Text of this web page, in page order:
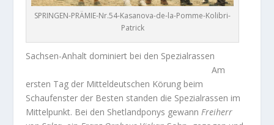
SPRINGEN-PRÄMIE-Nr.54-Kasanova-de-la-Pomme-Kolibri-
Patrick
Sachsen-Anhalt dominiert bei den Spezialrassen
Am
ersten Tag der Mitteldeutschen Körung beim
Schaufenster der Besten standen die Spezialrassen im
Mittelpunkt. Bei den Shetlandponys gewann Freiherr